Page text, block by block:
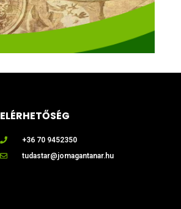
ELÉRHETŐSÉG
+36 70 9452350
tudastar@jomagantanar.hu